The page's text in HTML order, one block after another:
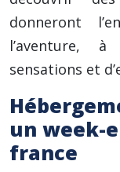
donneront
l’aventure,
sensations et
un week-
france